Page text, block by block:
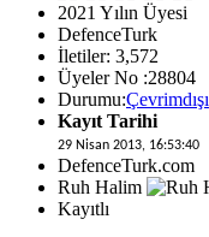
2021 Yılın Üyesi
DefenceTurk
İletiler: 3,572
Üyeler No :28804
Durumu:Çevrimdışı
Kayıt Tarihi
29 Nisan 2013, 16:53:40
DefenceTurk.com
Ruh Halim
Kayıtlı